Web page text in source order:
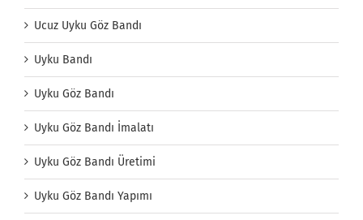
Ucuz Uyku Göz Bandı
Uyku Bandı
Uyku Göz Bandı
Uyku Göz Bandı İmalatı
Uyku Göz Bandı Üretimi
Uyku Göz Bandı Yapımı